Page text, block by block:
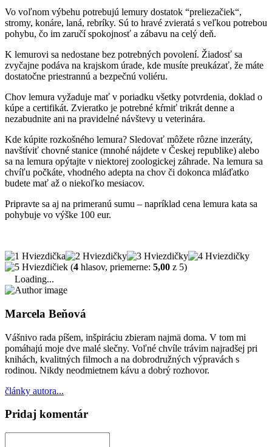
Vo voľnom výbehu potrebujú lemury dostatok “preliezačiek“,
stromy, konáre, laná, rebríky. Sú to hravé zvieratá s veľkou potrebou
pohybu, čo im zaručí spokojnosť a zábavu na celý deň.
K lemurovi sa nedostane bez potrebných povolení. Žiadosť sa
zvyčajne podáva na krajskom úrade, kde musíte preukázať, že máte
dostatočne priestrannú a bezpečnú voliéru.
Chov lemura vyžaduje mať v poriadku všetky potvrdenia, doklad o
kúpe a certifikát. Zvieratko je potrebné kŕmiť trikrát denne a
nezabudnite ani na pravidelné návštevy u veterinára.
Kde kúpite rozkošného lemura? Sledovať môžete rôzne inzeráty,
navštíviť chovné stanice (mnohé nájdete v Českej republike) alebo
sa na lemura opýtajte v niektorej zoologickej záhrade. Na lemura sa
chvíľu počkáte, vhodného adepta na chov či dokonca mláďatko
budete mať až o niekoľko mesiacov.
Pripravte sa aj na primeranú sumu – napríklad cena lemura kata sa
pohybuje vo výške 100 eur.
(4 hlasov, priemerne: 5,00 z 5)
Loading...
Marcela Beňová
Vášnivo rada píšem, inšpiráciu zbieram najmä doma. V tom mi
pomáhajú moje dve malé slečny. Voľné chvíle trávim najradšej pri
knihách, kvalitných filmoch a na dobrodružných výpravách s
rodinou. Nikdy neodmietnem kávu a dobrý rozhovor.
články autora...
Pridaj komentár